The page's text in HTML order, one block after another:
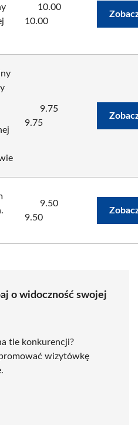
10.00
10.00
9.75
9.75
9.50
9.50
o widoczność swojej
tle konkurencji?
wizytówkę